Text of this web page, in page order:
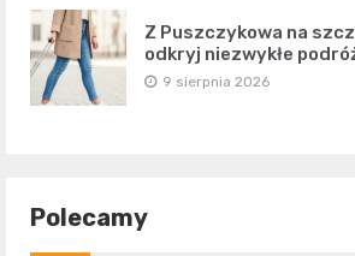
Z Puszczykowa na
odkryj niezwykłe
9 sierpnia 2026
Polecamy